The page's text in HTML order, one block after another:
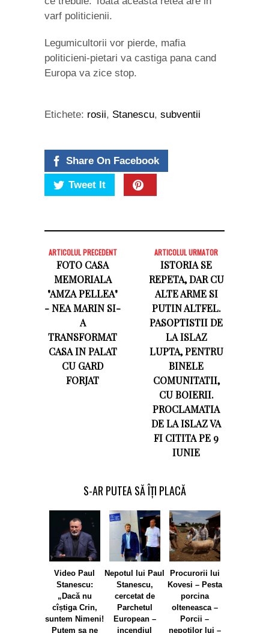
varf politicienii.
Legumicultorii vor pierde, mafia
politicieni-pietari va castiga pana cand
Europa va zice stop.
Etichete: rosii, Stanescu, subventii
Share On Facebook
Tweet It
ARTICOLUL PRECEDENT
FOTO CASA
MEMORIALA
"AMZA PELLEA"
- NEA MARIN SI-
A
TRANSFORMAT
CASA IN PALAT
CU GARD
FORJAT
ARTICOLUL URMATOR
ISTORIA SE
REPETA, DAR CU
ALTE ARME SI
PUTIN ALTFEL.
PASOPTISTII DE
LA ISLAZ
LUPTA, PENTRU
BINELE
COMUNITATII,
CU BOIERII.
PROCLAMATIA
DE LA ISLAZ VA
FI CITITA PE 9
IUNIE
S-AR PUTEA SĂ ÎȚI PLACĂ
Video Paul
Stanescu:
„Dacă nu
cîștiga Crin,
suntem Nimeni!
Putem sa ne
Nepotul lui Paul
Stanescu,
cercetat de
Parchetul
European –
incendiul
Procurorii lui
Kovesi – Pesta
porcina
olteneasca –
Porcii –
nepotilor lui –